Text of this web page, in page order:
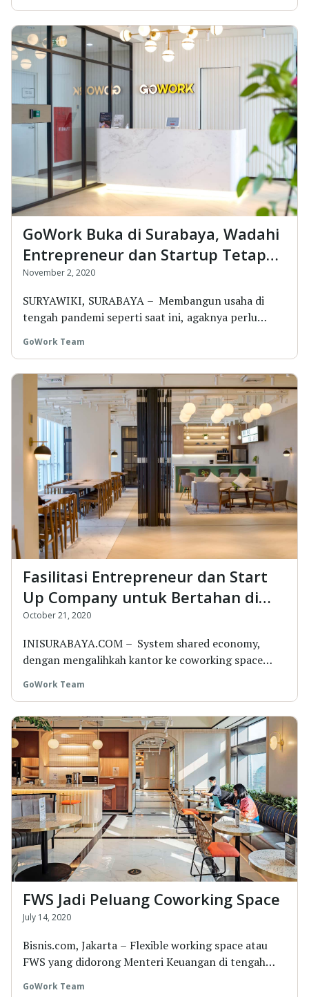
GoWork Buka di Surabaya, Wadahi
Entrepreneur dan Startup Tetap
Berkarya di Tengah Pandemi
November 2, 2020
SURYAWIKI, SURABAYA – Membangun usaha di
tengah pandemi seperti saat ini, agaknya perlu
GoWork Team
Fasilitasi Entrepreneur dan Start
Up Company untuk Bertahan di
Masa Pandemi, Nikmati Keunikan
GoWork Ini
October 21, 2020
INISURABAYA.COM – System shared economy,
dengan mengalihkah kantor ke coworking space
GoWork Team
FWS Jadi Peluang Coworking Space
July 14, 2020
Bisnis.com, Jakarta – Flexible working space atau
FWS yang didorong Menteri Keuangan di tengah
GoWork Team